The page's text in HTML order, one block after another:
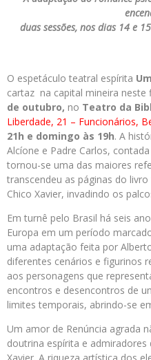
duas sessões, nos dias 14 e
O espetáculo teatral espírita
cartaz na capital mineira neste
de outubro, no Teatro da
Liberdade, 21 – Funcionários,
21h e domingo às 19h. A
Alcíone e Padre Carlos,
tornou-se uma das maiores
transcendeu as páginas do
Chico Xavier, invadindo os
Em turnê pelo Brasil há seis
Europa em um período
uma adaptação feita por
diferentes cenários e figurinos
aos personagens que
encontros e desencontros de
limites temporais, abrindo-se
Um amor de Renúncia agrada
doutrina espírita e